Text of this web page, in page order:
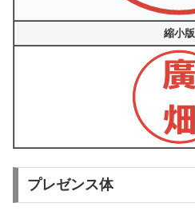
縮小版
プレゼンス体